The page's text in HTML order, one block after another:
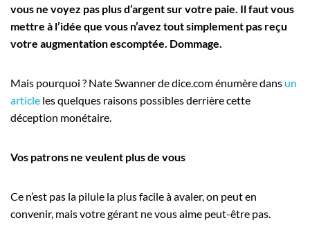
vous ne voyez pas plus d’argent sur votre paie. Il faut vous
mettre à l’idée que vous n’avez tout simplement pas reçu
votre augmentation escomptée. Dommage.
Mais pourquoi ? Nate Swanner de dice.com énumère dans un
article les quelques raisons possibles derrière cette
déception monétaire.
Vos patrons ne veulent plus de vous
Ce n’est pas la pilule la plus facile à avaler, on peut en
convenir, mais votre gérant ne vous aime peut-être pas.